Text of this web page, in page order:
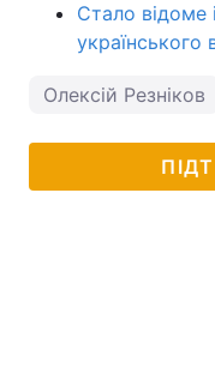
Стало відоме
українського
Олексій Резніков